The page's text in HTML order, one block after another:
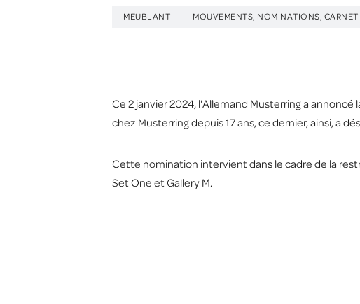
MEUBLANT MOUVEMENTS, NOMINATIONS, CARNET
Ce 2 janvier 2024, l'Allemand Musterring a
chez Musterring depuis 17 ans, ce dernier, ainsi, a
Cette nomination intervient dans le cadre de la
Set One et Gallery M.